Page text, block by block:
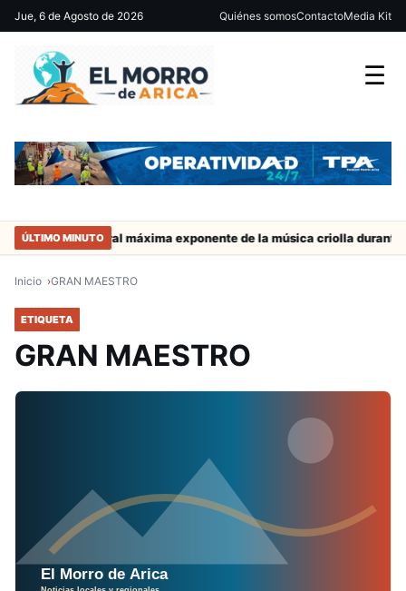
Jue, 6 de Agosto de 2026 Quiénes somosContactoMedia Kit
☰
ÚLTIMO MINUTO
Charito Mistral máxima exponente de la música criolla durante
Inicio GRAN MAESTRO
ETIQUETA
GRAN MAESTRO